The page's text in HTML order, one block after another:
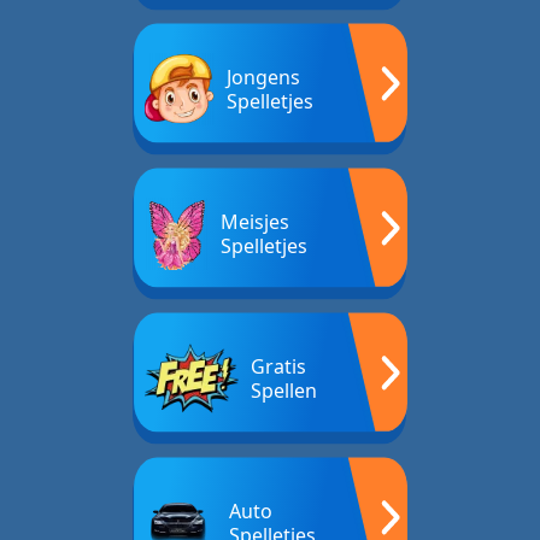
Jongens
Spelletjes
Meisjes
Spelletjes
Gratis
Spellen
Auto